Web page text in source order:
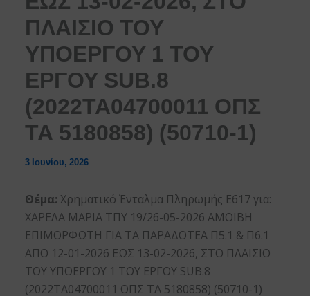
ΠΛΑΙΣΙΟ ΤΟΥ
ΥΠΟΕΡΓΟΥ 1 ΤΟΥ
ΕΡΓΟΥ SUB.8
(2022ΤΑ04700011 ΟΠΣ
ΤΑ 5180858) (50710-1)
3 Ιουνίου, 2026
Θέμα: Χρηματικό Ένταλμα Πληρωμής Ε617 για:
ΧΑΡΕΛΑ ΜΑΡΙΑ ΤΠΥ 19/26-05-2026 ΑΜΟΙΒΗ
ΕΠΙΜΟΡΦΩΤΗ ΓΙΑ ΤΑ ΠΑΡΑΔΟΤΕΑ Π5.1 & Π6.1
ΑΠΟ 12-01-2026 ΕΩΣ 13-02-2026, ΣΤΟ ΠΛΑΙΣΙΟ
ΤΟΥ ΥΠΟΕΡΓΟΥ 1 ΤΟΥ ΕΡΓΟΥ SUB.8
(2022ΤΑ04700011 ΟΠΣ ΤΑ 5180858) (50710-1)